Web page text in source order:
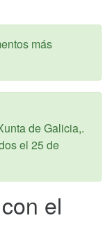
más
de Galicia,.
el 25 de
el